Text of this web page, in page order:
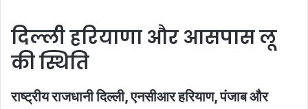
दिल्ली हरियाणा और आसपास लू
की स्थिति
राष्ट्रीय राजधानी दिल्ली, एनसीआर हरियाण, पंजाब और